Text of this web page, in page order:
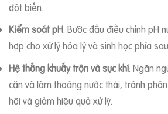
đột biến.
Kiểm soát pH: Bước đầu điều chỉnh pH
hợp cho xử lý hóa lý và sinh học phía
Hệ thống khuấy trộn và sục khí: Ngăn
cặn và làm thoáng nước thải, tránh
hôi và giảm hiệu quả xử lý.